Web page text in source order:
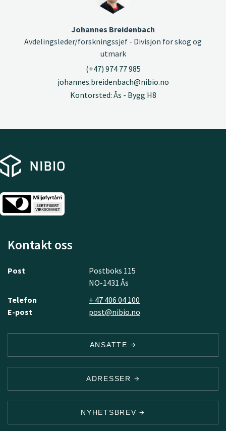
Johannes Breidenbach
Avdelingsleder/forskningssjef - Divisjon for skog og
utmark
(+47) 974 77 985
johannes.breidenbach@nibio.no
Kontorsted: Ås - Bygg H8
Kontakt oss
Post
Postboks 115
NO-1431 Ås
Telefon
+ 47 406 04 100
E-post
post@nibio.no
ANSATTE
ADRESSER
NYHETSBREV